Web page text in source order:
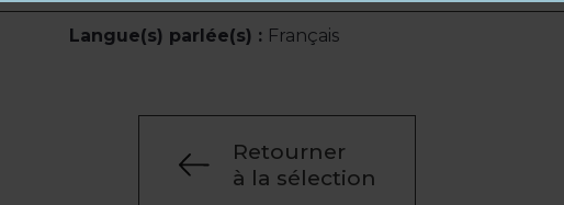
Langue(s) parlée(s) : Français
Retourner
à la sélection